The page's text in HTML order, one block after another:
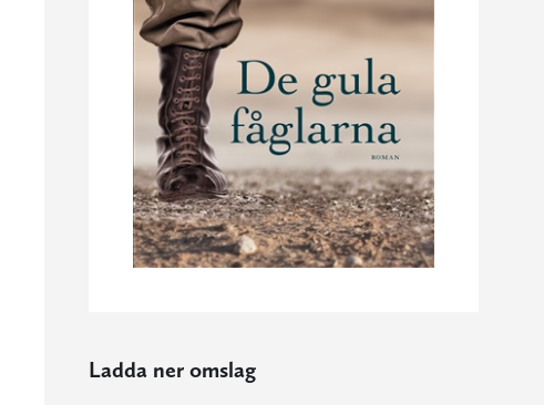
Ladda ner omslag